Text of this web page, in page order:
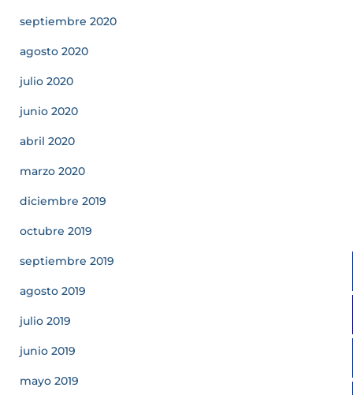
septiembre 2020
agosto 2020
julio 2020
junio 2020
abril 2020
marzo 2020
diciembre 2019
octubre 2019
septiembre 2019
agosto 2019
julio 2019
junio 2019
mayo 2019